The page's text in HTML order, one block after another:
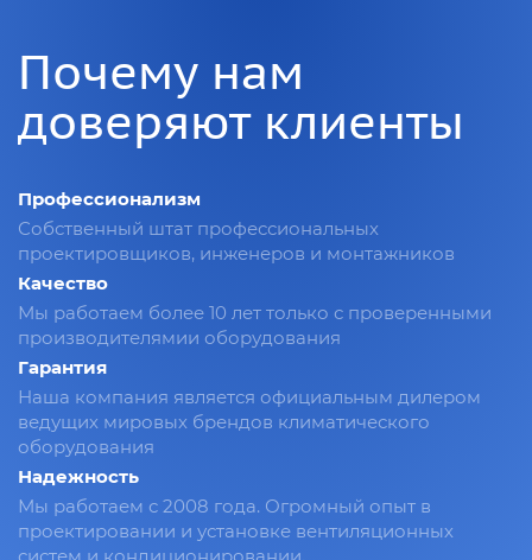
Почему нам
доверяют клиенты
Профессионализм
Собственный штат профессиональных
проектировщиков, инженеров и монтажников
Качество
Мы работаем более 10 лет только с проверенными
производителямии оборудования
Гарантия
Наша компания является официальным дилером
ведущих мировых брендов климатического
оборудования
Надежность
Мы работаем с 2008 года. Огромный опыт в
проектировании и установке вентиляционных